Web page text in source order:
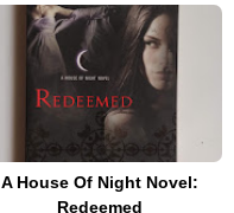
A House Of Night Novel:
Redeemed